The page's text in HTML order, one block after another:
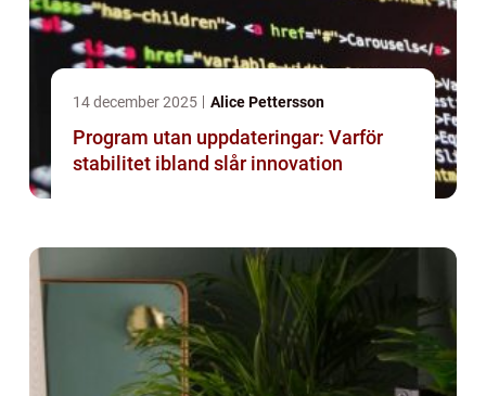
14 december 2025 Alice Pettersson
Program utan uppdateringar: Varför
stabilitet ibland slår innovation